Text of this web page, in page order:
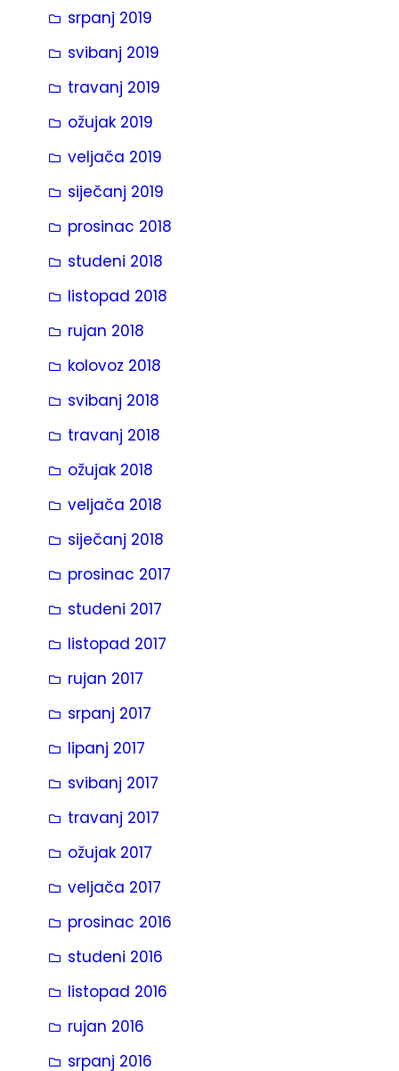
srpanj 2019
svibanj 2019
travanj 2019
ožujak 2019
veljača 2019
siječanj 2019
prosinac 2018
studeni 2018
listopad 2018
rujan 2018
kolovoz 2018
svibanj 2018
travanj 2018
ožujak 2018
veljača 2018
siječanj 2018
prosinac 2017
studeni 2017
listopad 2017
rujan 2017
srpanj 2017
lipanj 2017
svibanj 2017
travanj 2017
ožujak 2017
veljača 2017
prosinac 2016
studeni 2016
listopad 2016
rujan 2016
srpanj 2016